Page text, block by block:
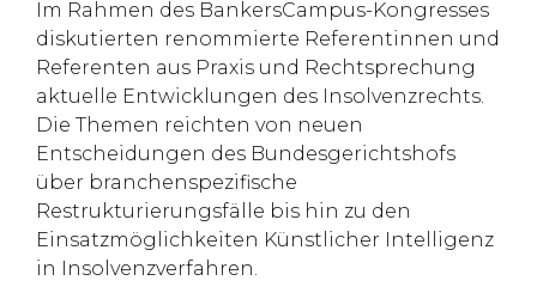
Im Rahmen des BankersCampus-Kongresses
diskutierten renommierte Referentinnen und
Referenten aus Praxis und Rechtsprechung
aktuelle Entwicklungen des Insolvenzrechts.
Die Themen reichten von neuen
Entscheidungen des Bundesgerichtshofs
über branchenspezifische
Restrukturierungsfälle bis hin zu den
Einsatzmöglichkeiten Künstlicher Intelligenz
in Insolvenzverfahren.